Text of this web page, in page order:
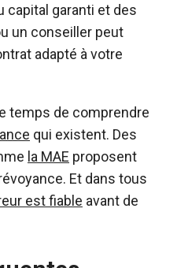
capital garanti et des
un conseiller peut
adapté à votre
temps de comprendre
qui existent. Des
la MAE proposent
Et dans tous
est fiable avant de